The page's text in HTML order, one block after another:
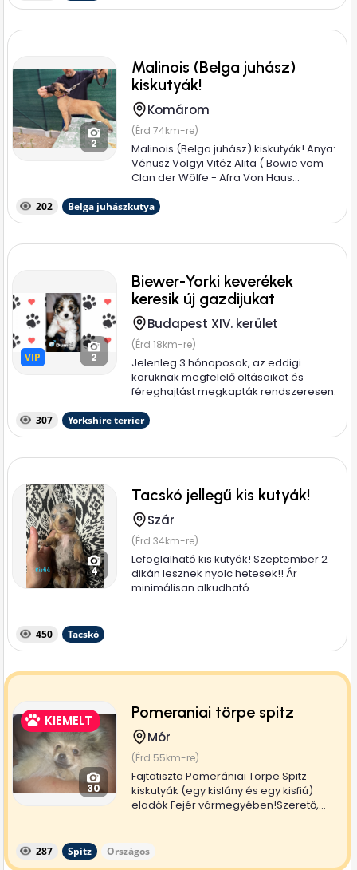
2
Malinois (Belga juhász)
kiskutyák!
Komárom
(Érd 74km-re)
Malinois (Belga juhász) kiskutyák! Anya:
Vénusz Völgyi Vitéz Alita ( Bowie vom
Clan der Wölfe - Afra Von Haus...
202 Belga juhászkutya
VIP
VIP 2
Biewer-Yorki keverékek
keresik új gazdijukat
Budapest XIV. kerület
(Érd 18km-re)
Jelenleg 3 hónaposak, az eddigi
koruknak megfelelő oltásaikat és
féreghajtást megkapták rendszeresen.
307 Yorkshire terrier
4
Tacskó jellegű kis kutyák!
Szár
(Érd 34km-re)
Lefoglalható kis kutyák! Szeptember 2
dikán lesznek nyolc hetesek!! Ár
minimálisan alkudható
450 Tacskó
KIEMELT
30
Pomeraniai törpe spitz
Mór
(Érd 55km-re)
Fajtatiszta Pomerániai Törpe Spitz
kiskutyák (egy kislány és egy kisfiú)
eladók Fejér vármegyében!Szerető,...
287 Spitz Országos